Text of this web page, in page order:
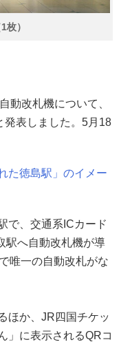
枚）
動改札機について、
発表しました。5月18
た徳島駅」のイメー
で、交通系ICカード
駅へ自動改札機が導
唯一の自動改札がな
ほか、JR四国チケッ
」に表示されるQRコ